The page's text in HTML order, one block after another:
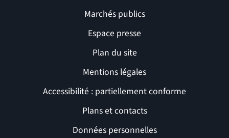
Liens et pages utiles
Marchés publics
Espace presse
Plan du site
Mentions légales
Accessibilité : partiellement conforme
Plans et contacts
Données personnelles